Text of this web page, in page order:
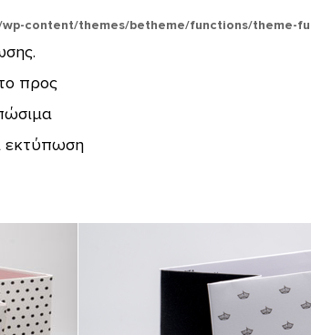
content/themes/betheme/functions/theme-
προς
εκτύπωση